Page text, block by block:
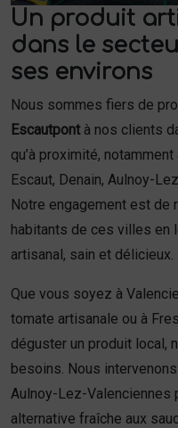
Un produit
dans le
ses environs
Nous sommes fiers de
Escautpontà nos clients
qu’à proximité,
Escaut, Denain, Aulnoy-
Notre engagement est de
habitants de ces villes en
artisanal, sain et délicieux.
Que vous soyez à
tomate artisanale ou à
déguster un produit local,
besoins. Nous
Aulnoy-Lez-Valenciennes
alternative fraîche aux